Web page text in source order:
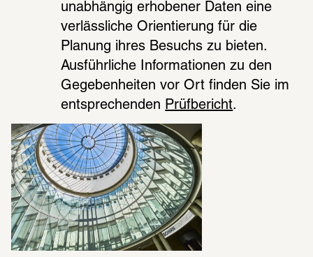
unabhängig erhobener Daten eine
verlässliche Orientierung für die
Planung ihres Besuchs zu bieten.
Ausführliche Informationen zu den
Gegebenheiten vor Ort finden Sie im
entsprechenden Prüfbericht.